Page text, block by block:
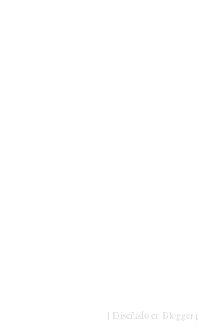
[ Diseñado en Blogger